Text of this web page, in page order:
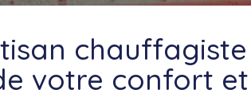
votre confort